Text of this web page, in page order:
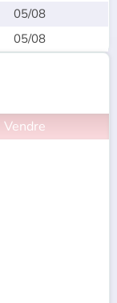
05/08
05/08
Vendre